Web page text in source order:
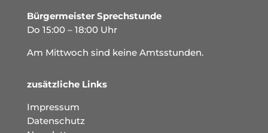
Bürgermeister Sprechstunde
Do 15:00 – 18:00 Uhr
Am Mittwoch sind keine Amtsstunden.
zusätzliche Links
Impressum
Datenschutz